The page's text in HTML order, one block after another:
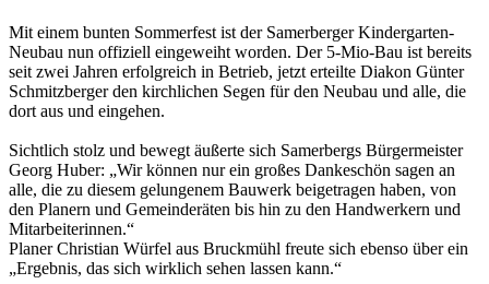
Mit einem bunten Sommerfest ist der Samerberger Kindergarten-
Neubau nun offiziell eingeweiht worden. Der 5-Mio-Bau ist bereits
seit zwei Jahren erfolgreich in Betrieb, jetzt erteilte Diakon Günter
Schmitzberger den kirchlichen Segen für den Neubau und alle, die
dort aus und eingehen.
Sichtlich stolz und bewegt äußerte sich Samerbergs Bürgermeister
Georg Huber: „Wir können nur ein großes Dankeschön sagen an
alle, die zu diesem gelungenem Bauwerk beigetragen haben, von
den Planern und Gemeinderäten bis hin zu den Handwerkern und
Mitarbeiterinnen.“
Planer Christian Würfel aus Bruckmühl freute sich ebenso über ein
„Ergebnis, das sich wirklich sehen lassen kann.“